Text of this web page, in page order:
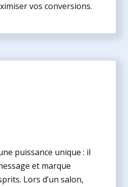
vos conversions.
puissance unique : il
et marque
Lors d’un salon,